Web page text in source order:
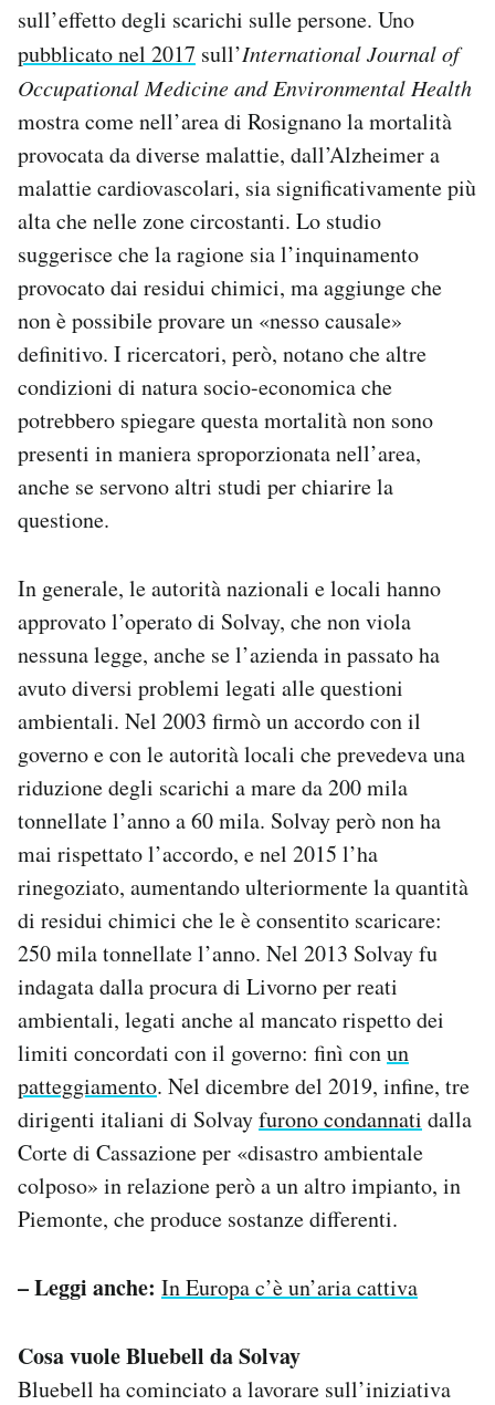
sull’effetto degli scarichi sulle persone. Uno
pubblicato nel 2017 sull’International Journal of
Occupational Medicine and Environmental Health
mostra come nell’area di Rosignano la mortalità
provocata da diverse malattie, dall’Alzheimer a
malattie cardiovascolari, sia significativamente più
alta che nelle zone circostanti. Lo studio
suggerisce che la ragione sia l’inquinamento
provocato dai residui chimici, ma aggiunge che
non è possibile provare un «nesso causale»
definitivo. I ricercatori, però, notano che altre
condizioni di natura socio-economica che
potrebbero spiegare questa mortalità non sono
presenti in maniera sproporzionata nell’area,
anche se servono altri studi per chiarire la
questione.
In generale, le autorità nazionali e locali hanno
approvato l’operato di Solvay, che non viola
nessuna legge, anche se l’azienda in passato ha
avuto diversi problemi legati alle questioni
ambientali. Nel 2003 firmò un accordo con il
governo e con le autorità locali che prevedeva una
riduzione degli scarichi a mare da 200 mila
tonnellate l’anno a 60 mila. Solvay però non ha
mai rispettato l’accordo, e nel 2015 l’ha
rinegoziato, aumentando ulteriormente la quantità
di residui chimici che le è consentito scaricare:
250 mila tonnellate l’anno. Nel 2013 Solvay fu
indagata dalla procura di Livorno per reati
ambientali, legati anche al mancato rispetto dei
limiti concordati con il governo: finì conun
patteggiamento. Nel dicembre del 2019, infine, tre
dirigenti italiani di Solvayfurono condannati dalla
Corte di Cassazione per «disastro ambientale
colposo» in relazione però a un altro impianto, in
Piemonte, che produce sostanze differenti.
– Leggi anche: In Europa c’è un’aria cattiva
Cosa vuole Bluebell da Solvay
Bluebell ha cominciato a lavorare sull’iniziativa